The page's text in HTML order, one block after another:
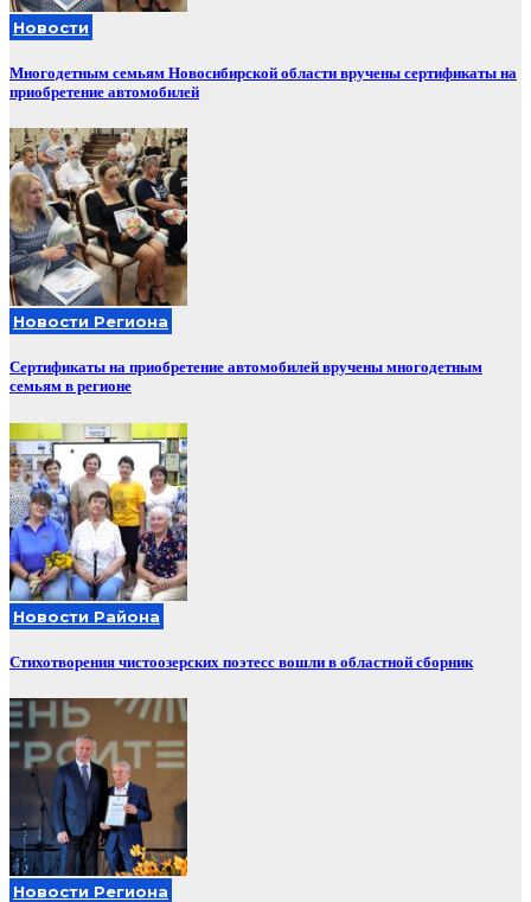
Новости
Многодетным семьям Новосибирской области вручены сертификаты на
приобретение автомобилей
Новости Региона
Сертификаты на приобретение автомобилей вручены многодетным
семьям в регионе
Новости Района
Стихотворения чистоозерских поэтесс вошли в областной сборник
Новости Региона